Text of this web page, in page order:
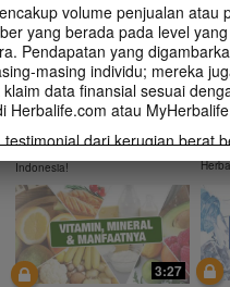
volume penjualan
yang berada pada level
Pendapatan yang
masing individu; mereka
data finansial sesuai
Herbalife.com atau
dari kerugian berat
mungkin kehilangan
berat badan. Penurunan
kebiasaan makan dan diet,
penurunan berat badan
di Career Book atau
berkonsultasi dengan
6:19
Collagen Plus Powder dan
Manfaatnya
Temukan Info Collagen Plus
video training yang di bawakan
Indonesia!
Kulit
3:27